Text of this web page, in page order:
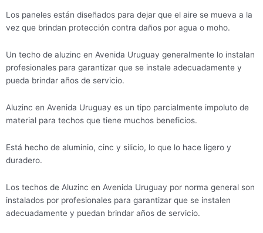
Los paneles están diseñados para dejar que el aire se mueva a la
vez que brindan protección contra daños por agua o moho.
Un techo de aluzinc en Avenida Uruguay generalmente lo instalan
profesionales para garantizar que se instale adecuadamente y
pueda brindar años de servicio.
Aluzinc en Avenida Uruguay es un tipo parcialmente impoluto de
material para techos que tiene muchos beneficios.
Está hecho de aluminio, cinc y silicio, lo que lo hace ligero y
duradero.
Los techos de Aluzinc en Avenida Uruguay por norma general son
instalados por profesionales para garantizar que se instalen
adecuadamente y puedan brindar años de servicio.